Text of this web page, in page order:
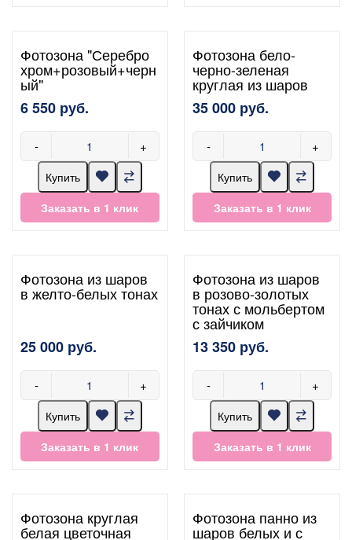
Фотозона "Серебро
хром+розовый+черн
ый"
6 550 руб.
- +
Купить
Заказать в 1 клик
Фотозона бело-
черно-зеленая
круглая из шаров
35 000 руб.
- +
Купить
Заказать в 1 клик
Фотозона из шаров
в желто-белых тонах
25 000 руб.
- +
Купить
Заказать в 1 клик
Фотозона из шаров
в розово-золотых
тонах с мольбертом
с зайчиком
13 350 руб.
- +
Купить
Заказать в 1 клик
Фотозона круглая
белая цветочная
Фотозона панно из
шаров белых и с